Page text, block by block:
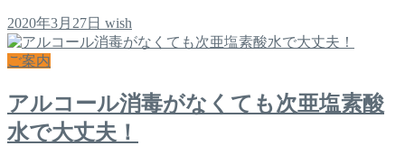
2020年3月27日 wish
ご案内
アルコール消毒がなくても次亜塩素酸
水で大丈夫！